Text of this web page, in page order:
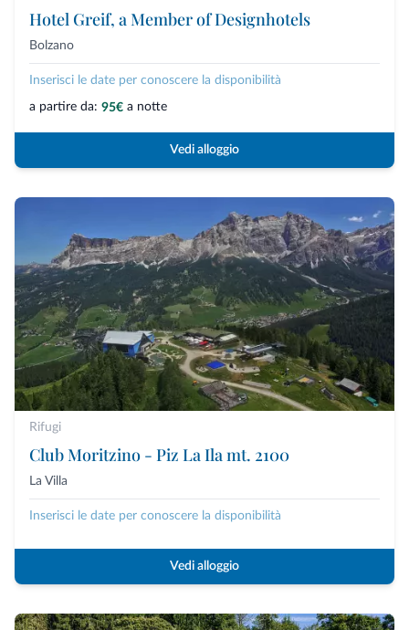
Hotel Greif, a Member of Designhotels
Bolzano
Inserisci le date per conoscere la disponibilità
a partire da: 95€ a notte
Vedi alloggio
Rifugi
Club Moritzino - Piz La Ila mt. 2100
La Villa
Inserisci le date per conoscere la disponibilità
Vedi alloggio